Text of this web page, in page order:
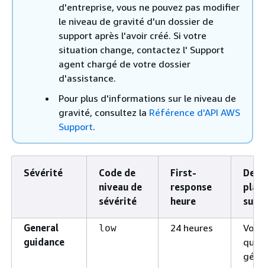
d'entreprise, vous ne pouvez pas modifier
le niveau de gravité d'un dossier de
support après l'avoir créé. Si votre
situation change, contactez l' Support
agent chargé de votre dossier
d'assistance.
Pour plus d'informations sur le niveau de
gravité, consultez la Référence d'API AWS
Support.
Sévérité
Code de
niveau de
sévérité
First-
response
heure
plan
General
guidance
low 24 heures